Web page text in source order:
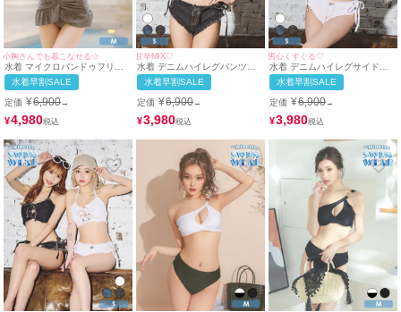
小胸さんでも着こなせる☆
水着 マイクロバンドゥフリル
ミニスカート風グリッターラメ
ホルターネックギャルビキニ
水着早割SALE
定価 ¥6,900→
¥4,980
甘辛MIX♡
水着 デニムハイレグパンツ紐
リボンバンドゥホルターネック
ビキニ
水着早割SALE
定価 ¥6,900→
¥3,980
男心くすぐる♡
水着 デニムハイレグサイドリ
ボンパンツバンドゥホルターネ
ックビキニ
水着早割SALE
定価 ¥6,900→
¥3,980